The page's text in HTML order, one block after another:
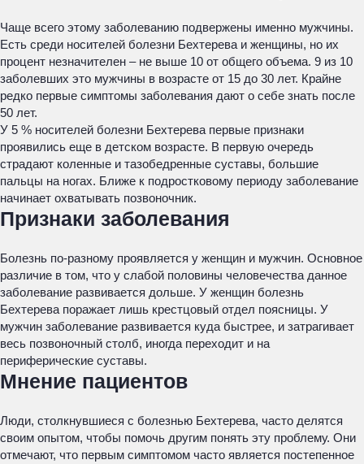
Чаще всего этому заболеванию подвержены именно мужчины.
Есть среди носителей болезни Бехтерева и женщины, но их
процент незначителен – не выше 10 от общего объема. 9 из 10
заболевших это мужчины в возрасте от 15 до 30 лет. Крайне
редко первые симптомы заболевания дают о себе знать после
50 лет.
У 5 % носителей болезни Бехтерева первые признаки
проявились еще в детском возрасте. В первую очередь
страдают коленные и тазобедренные суставы, большие
пальцы на ногах. Ближе к подростковому периоду заболевание
начинает охватывать позвоночник.
Признаки заболевания
Болезнь по-разному проявляется у женщин и мужчин. Основное
различие в том, что у слабой половины человечества данное
заболевание развивается дольше. У женщин болезнь
Бехтерева поражает лишь крестцовый отдел поясницы. У
мужчин заболевание развивается куда быстрее, и затрагивает
весь позвоночный столб, иногда переходит и на
периферические суставы.
Мнение пациентов
Люди, столкнувшиеся с болезнью Бехтерева, часто делятся
своим опытом, чтобы помочь другим понять эту проблему. Они
отмечают, что первым симптомом часто является постепенное